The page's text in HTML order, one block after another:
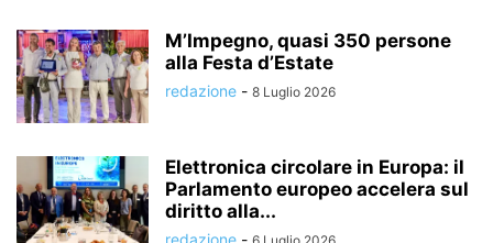
M’Impegno, quasi 350 persone
alla Festa d’Estate
redazione - 8 Luglio 2026
Elettronica circolare in Europa: il
Parlamento europeo accelera sul
diritto alla...